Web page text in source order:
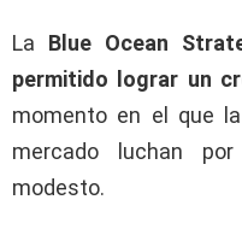
La Blue Ocean
permitido lograr un
momento en el que
mercado luchan
modesto.